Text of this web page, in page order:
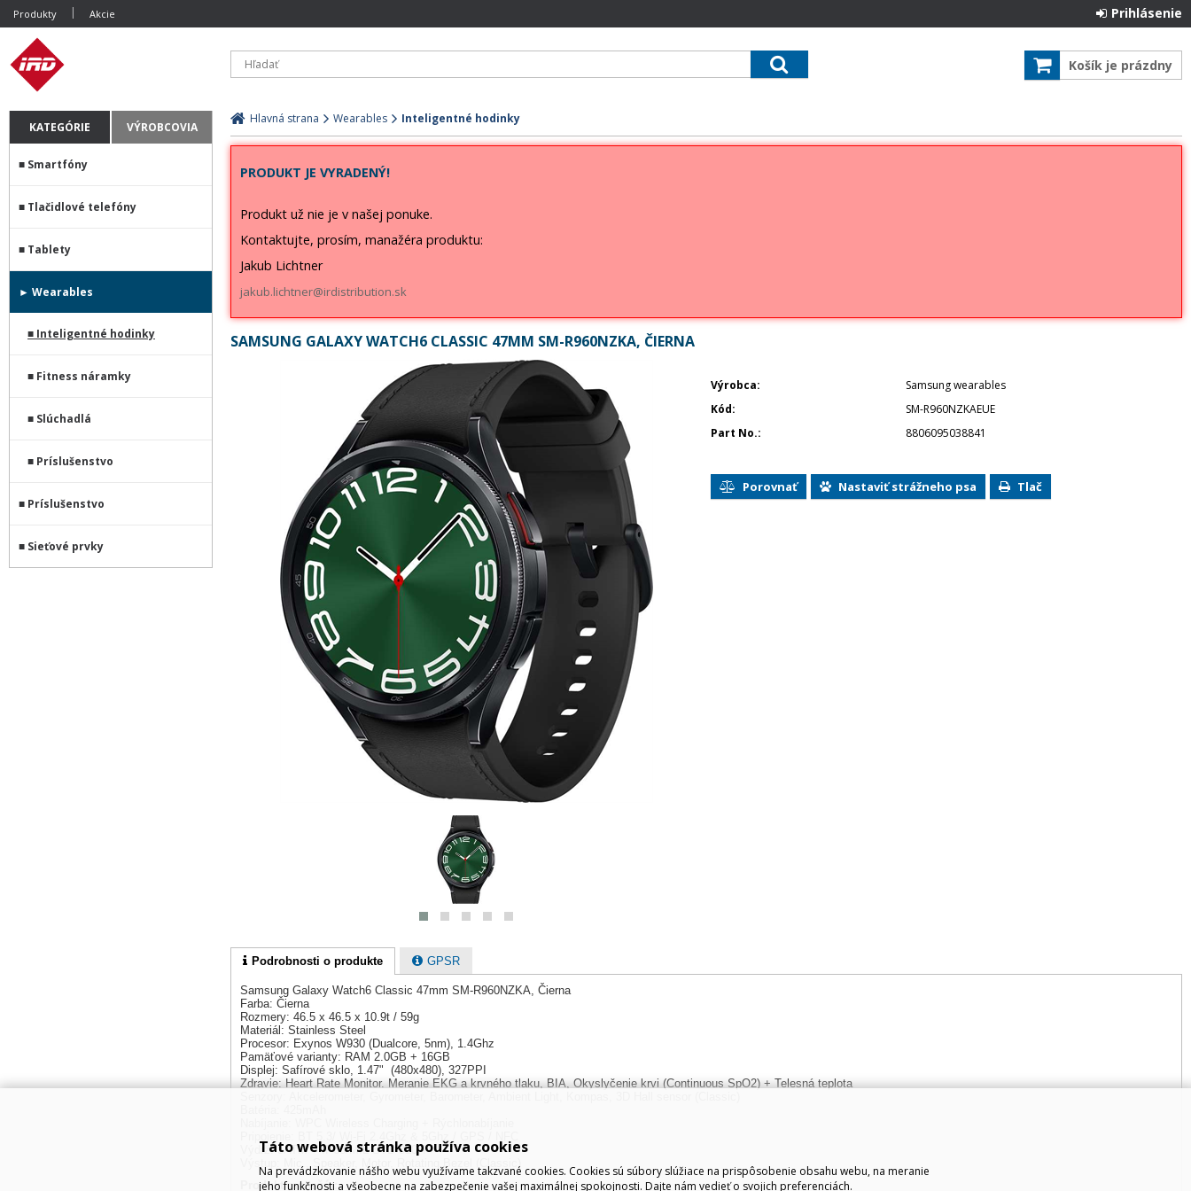
Produkty Akcie Prihlásenie
Košík je prázdny
KATEGÓRIE VÝROBCOVIA
Smartfóny
Tlačidlové telefóny
Tablety
Wearables
Inteligentné hodinky
Fitness náramky
Slúchadlá
Príslušenstvo
Príslušenstvo
Sieťové prvky
Hlavná strana Wearables Inteligentné hodinky
PRODUKT JE VYRADENÝ!
Produkt už nie je v našej ponuke.
Kontaktujte, prosím, manažéra produktu:
Jakub Lichtner
jakub.lichtner@irdistribution.sk
SAMSUNG GALAXY WATCH6 CLASSIC 47MM SM-R960NZKA, ČIERNA
Výrobca
Samsung wearables
Kód
SM-R960NZKAEUE
Part No.
8806095038841
Porovnať Nastaviť strážneho psa Tlač
Podrobnosti o produkte GPSR
Samsung Galaxy Watch6 Classic 47mm SM-R960NZKA, Čierna
Farba: Čierna
Rozmery: 46.5 x 46.5 x 10.9t / 59g
Materiál: Stainless Steel
Procesor: Exynos W930 (Dualcore, 5nm), 1.4Ghz
Pamäťové varianty: RAM 2.0GB + 16GB
Displej: Safírové sklo, 1.47" (480x480), 327PPI
Zdravie: Heart Rate Monitor. Meranie EKG a krvného tlaku, BIA, Okyslyčenie krvi (Continuous SpO2) + Telesná teplota
Výdrž: 5ATM + IP68/MIL-STD-810H
Výstup: Mic., Speaker, Motor, Rotating Bezel (Classic)
Produkt manažér:
Táto webová stránka používa cookies
Na prevádzkovanie nášho webu využívame takzvané cookies. Cookies sú súbory slúžiace na prispôsobenie obsahu webu, na meranie
jeho funkčnosti a všeobecne na zabezpečenie vašej maximálnej spokojnosti. Dajte nám vedieť o svojich preferenciách.